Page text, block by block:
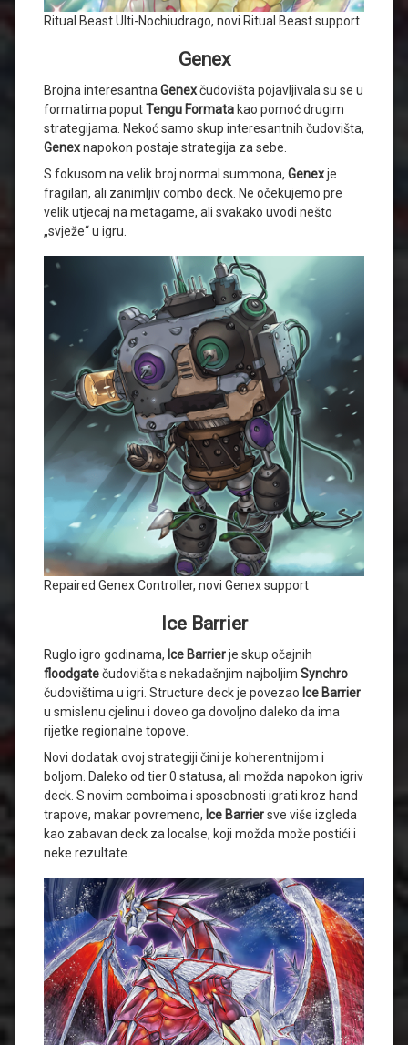
Ritual Beast Ulti-Nochiudrago, novi Ritual Beast support
Genex
Brojna interesantna Genexčudovišta pojavljivala su se u
formatima poputTengu Formata kao pomoć drugim
strategijama. Nekoć samo skup interesantnih čudovišta,
Genexnapokon postaje strategija za sebe.
S fokusom na velik broj normal summona, Genexje
fragilan, ali zanimljiv combo deck. Ne očekujemo pre
velik utjecaj na metagame, ali svakako uvodi nešto
„svježe“ u igru.
Repaired Genex Controller, novi Genex support
Ice Barrier
Ruglo igro godinama, Ice Barrierje skup očajnih
floodgatečudovišta s nekadašnjim najboljim Synchro
čudovištima u igri. Structure deck je povezao Ice Barrier
u smislenu cjelinu i doveo ga dovoljno daleko da ima
rijetke regionalne topove.
Novi dodatak ovoj strategiji čini je koherentnijom i
boljom. Daleko od tier 0 statusa, ali možda napokon igriv
deck. S novim comboima i sposobnosti igrati kroz hand
trapove, makar povremeno, Ice Barriersve više izgleda
kao zabavan deck za localse, koji možda može postići i
neke rezultate.